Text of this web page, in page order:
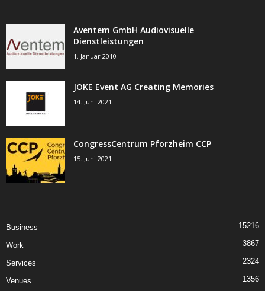
Aventem GmbH Audiovisuelle
Dienstleistungen
1. Januar 2010
JOKE Event AG Creating Memories
14. Juni 2021
CongressCentrum Pforzheim CCP
15. Juni 2021
Business 15216
Work 3867
Services 2324
Venues 1356